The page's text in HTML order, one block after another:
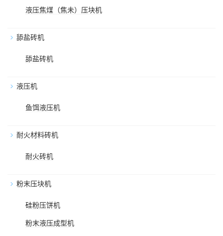
液压焦煤（焦未）压块机
舔盐砖机
舔盐砖机
液压机
鱼饵液压机
耐火材料砖机
耐火砖机
粉末压块机
硅粉压饼机
粉末液压成型机